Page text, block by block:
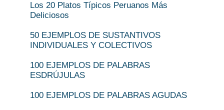
Los 20 Platos Típicos Peruanos Más
Deliciosos
50 EJEMPLOS DE SUSTANTIVOS
INDIVIDUALES Y COLECTIVOS
100 EJEMPLOS DE PALABRAS
ESDRÚJULAS
100 EJEMPLOS DE PALABRAS AGUDAS